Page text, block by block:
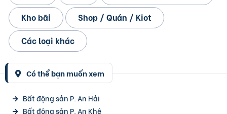
Kho bãi
Shop / Quán / Kiot
Các loại khác
Có thể bạn muốn xem
Bất động sản P. An Hải
Bất động sản P. An Khê